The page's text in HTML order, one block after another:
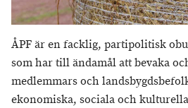
ÅPF är en facklig, partipolitisk
som har till ändamål att bevaka
medlemmars och
ekonomiska, sociala och